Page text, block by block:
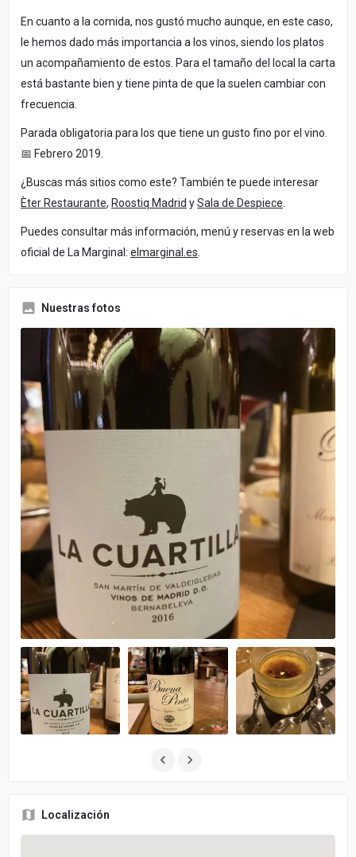
En cuanto a la comida, nos gustó mucho aunque, en este caso,
le hemos dado más importancia a los vinos, siendo los platos
un acompañamiento de estos. Para el tamaño del local la carta
está bastante bien y tiene pinta de que la suelen cambiar con
frecuencia.
Parada obligatoria para los que tiene un gusto fino por el vino.
📅 Febrero 2019.
¿Buscas más sitios como este? También te puede interesar
Èter Restaurante, Roostiq Madrid ySala de Despiece
Puedes consultar más información, menú y reservas en la web
oficial de La Marginal: elmarginal.es
Nuestras fotos
Localización